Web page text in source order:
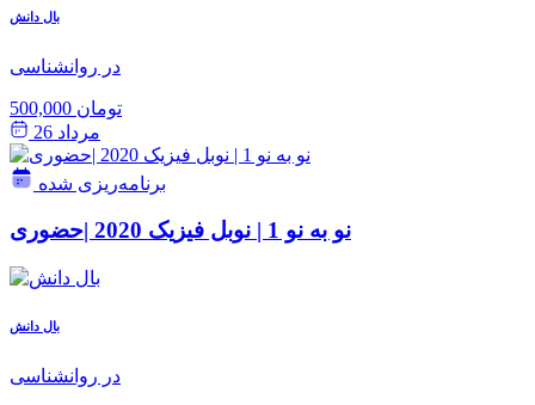
بال دانش
در روانشناسی
500,000 تومان
مرداد 26
برنامه‌ریزی شده
نو به نو 1 | نوبل فیزیک 2020 |حضوری
بال دانش
در روانشناسی